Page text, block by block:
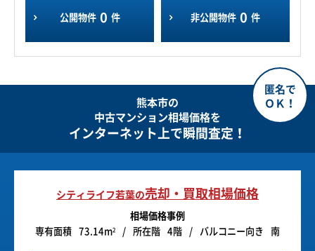
公開物件 0 件 非公開物件 0 件
熊本市の
中古マンション相場価格を
インターネット上で瞬間査定！
シティライフ若葉の売却・買取相場価格
相場価格事例
専有面積
73.14m2 所在階 4階 バルコニー向き 南